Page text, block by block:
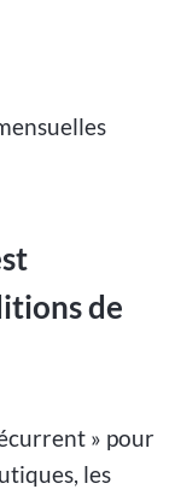
de
» pour
les